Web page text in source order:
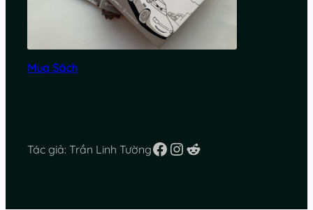
Mua Sách
Tác giả: Trần Linh TườngFacebook
Instagram
Reddit